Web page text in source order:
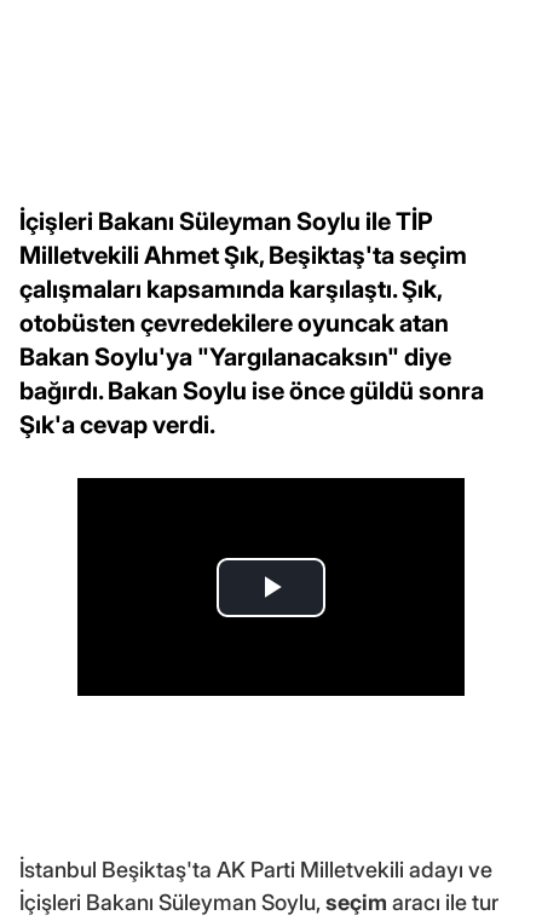
İçişleri Bakanı Süleyman Soylu ile TİP
Milletvekili Ahmet Şık, Beşiktaş'ta seçim
çalışmaları kapsamında karşılaştı. Şık,
otobüsten çevredekilere oyuncak atan
Bakan Soylu'ya "Yargılanacaksın" diye
bağırdı. Bakan Soylu ise önce güldü sonra
Şık'a cevap verdi.
İstanbul Beşiktaş'ta AK Parti Milletvekili adayı ve
İçişleri Bakanı Süleyman Soylu,seçim aracı ile tur